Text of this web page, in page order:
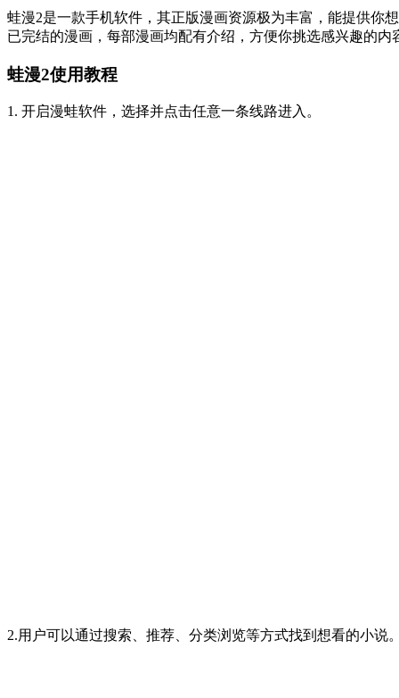
蛙漫2是一款手机软件，其正版漫画资源极为丰富，能提供你
已完结的漫画，每部漫画均配有介绍，方便你挑选感兴趣的内
蛙漫2使用教程
1. 开启漫蛙软件，选择并点击任意一条线路进入。
2.用户可以通过搜索、推荐、分类浏览等方式找到想看的小说